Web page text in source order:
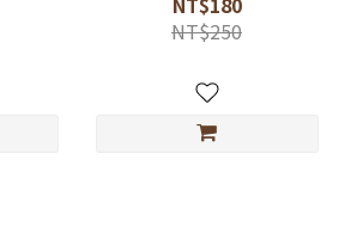
NT$250